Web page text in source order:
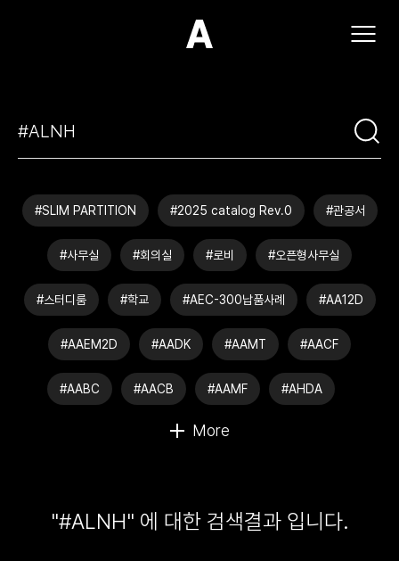
(주)아모스아인스가구
#SLIM PARTITION #2025 catalog Rev.0 #관공서
#사무실 #회의실 #로비 #오픈형사무실
#스터디룸 #학교 #AEC-300납품사례 #AA12D
#AAEM2D #AADK #AAMT #AACF
#AABC #AACB #AAMF #AHDA
"#ALNH" 에 대한 검색결과 입니다.